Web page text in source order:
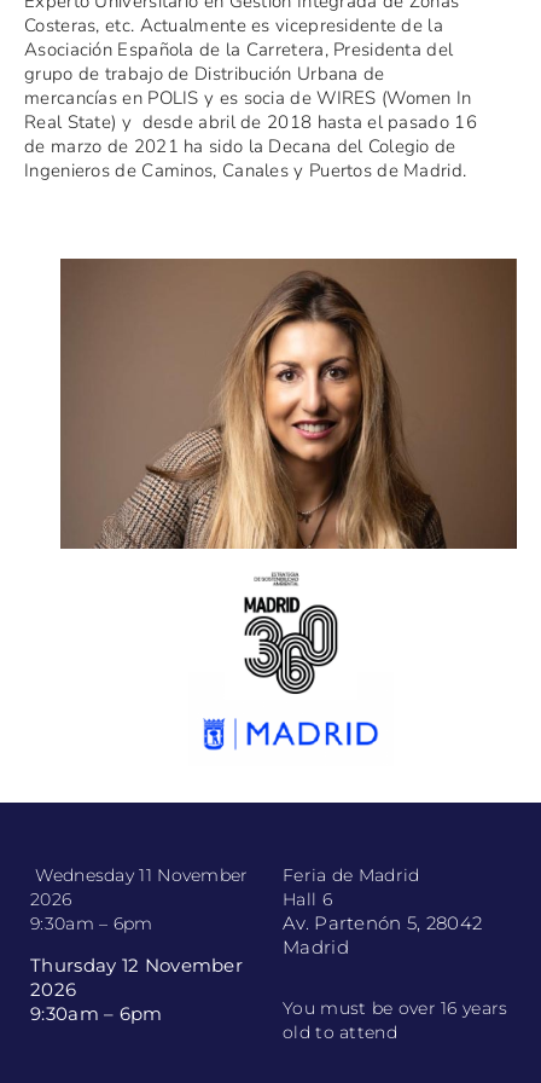
Costeras, etc. Actualmente es vicepresidente de la
Asociación Española de la Carretera, Presidenta del
grupo de trabajo de Distribución Urbana de
mercancías en POLIS y es socia de WIRES (Women In
Real State) y desde abril de 2018 hasta el pasado 16
de marzo de 2021 ha sido la Decana del Colegio de
Ingenieros de Caminos, Canales y Puertos de Madrid.
LOLA ORTÍZ
Wednesday 11 November
2026
9:30am – 6pm
Thursday 12 November
2026
9:30am – 6pm
Feria de Madrid
Hall 6
Av. Partenón 5, 28042
Madrid
You must be over 16 years
old to attend